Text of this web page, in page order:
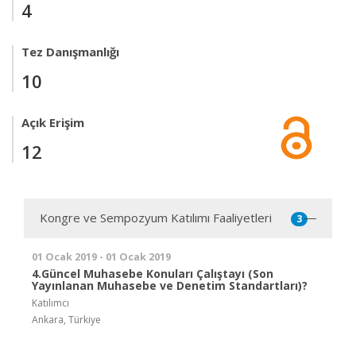
4
Tez Danışmanlığı
10
Açık Erişim
12
Kongre ve Sempozyum Katılımı Faaliyetleri 3
01 Ocak 2019 - 01 Ocak 2019
4.Güncel Muhasebe Konuları Çalıştayı (Son
Yayınlanan Muhasebe ve Denetim Standartları)?
Katılımcı
Ankara, Türkiye